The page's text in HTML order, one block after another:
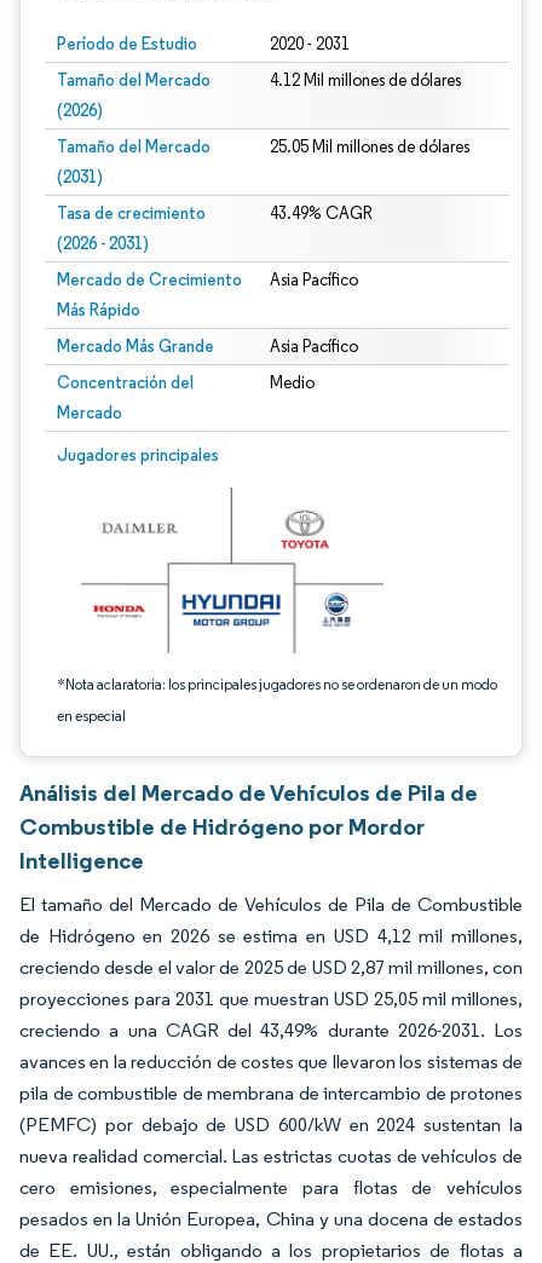
Período de Estudio 2020 - 2031
Tamaño del Mercado
(2026)
4.12 Mil millones de dólares
Tamaño del Mercado
(2031)
25.05 Mil millones de dólares
Tasa de crecimiento
(2026 - 2031)
43.49% CAGR
Mercado de Crecimiento
Más Rápido
Asia Pacífico
Mercado Más Grande Asia Pacífico
Concentración del
Mercado
Medio
Jugadores principales
*Nota aclaratoria: los principales jugadores no se ordenaron de un modo
en especial
Imagen © Mordor Intelligence. El uso requiere atribución según CC BY 4.0.
Análisis del Mercado de Vehículos de Pila de
Combustible de Hidrógeno por Mordor
Intelligence
El tamaño del Mercado de Vehículos de Pila de Combustible
de Hidrógeno en 2026 se estima en USD 4,12 mil millones,
creciendo desde el valor de 2025 de USD 2,87 mil millones, con
proyecciones para 2031 que muestran USD 25,05 mil millones,
creciendo a una CAGR del 43,49% durante 2026-2031. Los
avances en la reducción de costes que llevaron los sistemas de
pila de combustible de membrana de intercambio de protones
(PEMFC) por debajo de USD 600/kW en 2024 sustentan la
nueva realidad comercial. Las estrictas cuotas de vehículos de
cero emisiones, especialmente para flotas de vehículos
pesados en la Unión Europea, China y una docena de estados
de EE. UU., están obligando a los propietarios de flotas a